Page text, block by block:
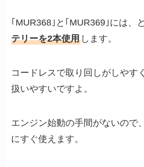
｢MUR368｣と｢MUR369｣には、
テリーを2本使用 します。
コードレスで取り回しがしやす
扱いやすいですよ。
エンジン始動の手間がないので
にすぐ使えます。